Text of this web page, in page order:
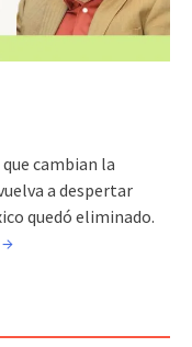
cambian la
a despertar
quedó eliminado.
→